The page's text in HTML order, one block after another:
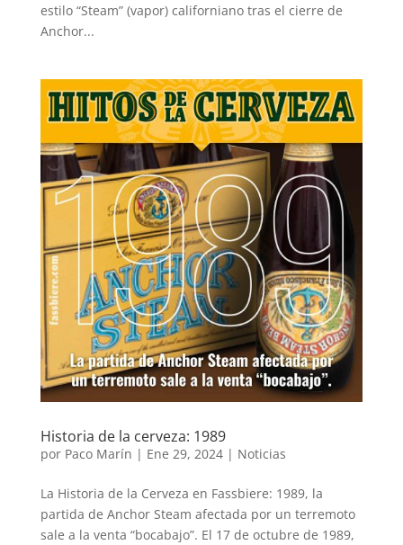
estilo “Steam” (vapor) californiano tras el cierre de
Anchor...
Historia de la cerveza: 1989
por Paco Marín | Ene 29, 2024| Noticias
La Historia de la Cerveza en Fassbiere: 1989, la
partida de Anchor Steam afectada por un terremoto
sale a la venta “bocabajo”. El 17 de octubre de 1989,